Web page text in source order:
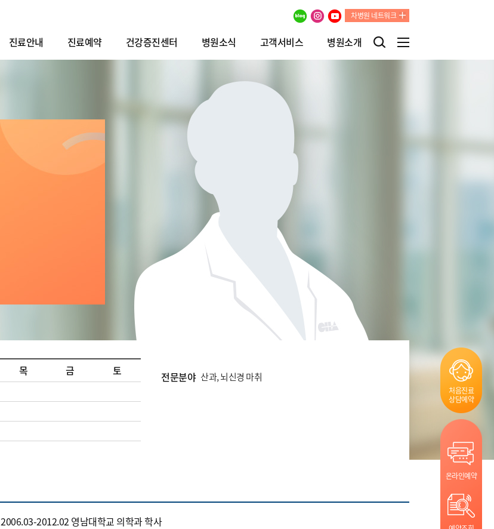
차병원 네트워크
진료안내 진료예약 건강증진센터 병원소식 고객서비스 병원소개
처음진료
상담예약
온라인예약
목 금
토
전문분야 산과, 뇌신경 마취
2006.03-2012.02 영남대학교 의학과 학사